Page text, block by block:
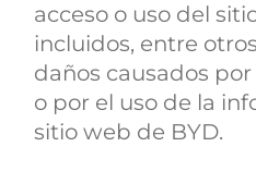
acceso o uso del
incluidos, entre
daños causados
o por el uso de la
sitio web de BYD.